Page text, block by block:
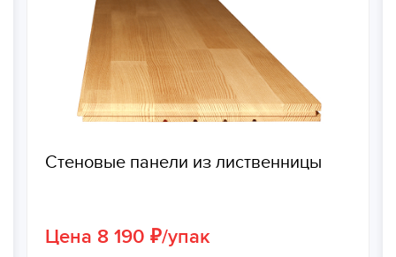
Стеновые панели из лиственницы
Цена 8 190 ₽/упак